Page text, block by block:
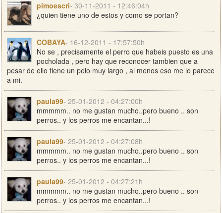
pimoescri- 30-11-2011 - 12:46:04h
¿quien tiene uno de estos y como se portan?
COBAYA- 16-12-2011 - 17:57:50h
No se , precisamente el perro que habeis puesto es una
pocholada , pero hay que reconocer tambien que a
pesar de ello tiene un pelo muy largo , al menos eso me lo parece
a mi.
paula99- 25-01-2012 - 04:27:00h
mmmmm.. no me gustan mucho..pero bueno .. son
perros.. y los perros me encantan...!
paula99- 25-01-2012 - 04:27:08h
mmmmm.. no me gustan mucho..pero bueno .. son
perros.. y los perros me encantan...!
paula99- 25-01-2012 - 04:27:21h
mmmmm.. no me gustan mucho..pero bueno .. son
perros.. y los perros me encantan...!